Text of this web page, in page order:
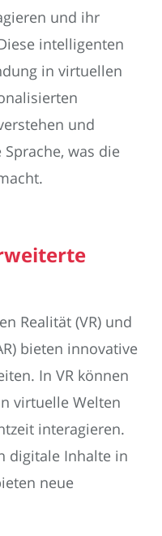
und ihr
intelligenten
in virtuellen
und
was die
Realität (VR) und
bieten innovative
In VR können
virtuelle Welten
interagieren.
digitale Inhalte in
neue